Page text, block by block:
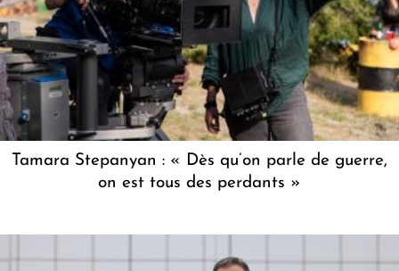
Tamara Stepanyan : « Dès qu’on parle de guerre,
on est tous des perdants »